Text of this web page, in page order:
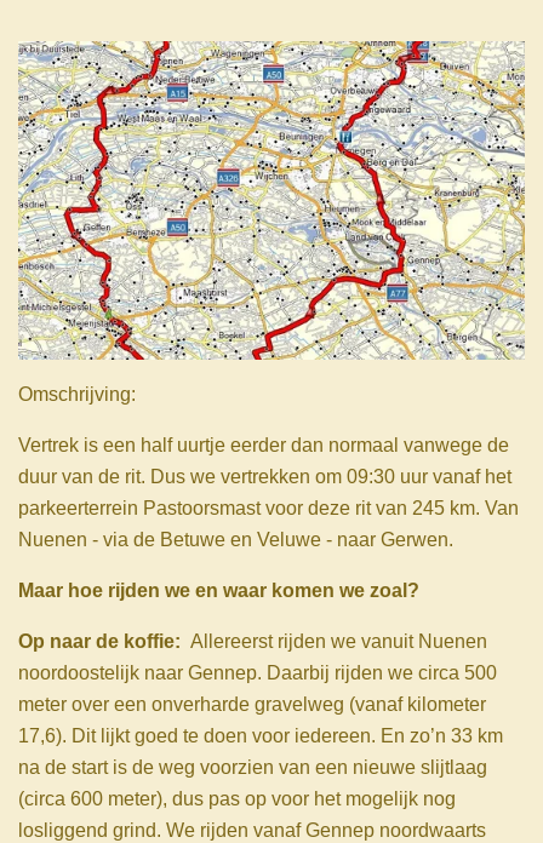
Omschrijving:
Vertrek is een half uurtje eerder dan normaal vanwege de
duur van de rit. Dus we vertrekken om 09:30 uur vanaf het
parkeerterrein Pastoorsmast voor deze rit van 245 km. Van
Nuenen - via de Betuwe en Veluwe - naar Gerwen.
Maar hoe rijden we en waar komen we zoal?
Op naar de koffie: Allereerst rijden we vanuit Nuenen
noordoostelijk naar Gennep. Daarbij rijden we circa 500
meter over een onverharde gravelweg (vanaf kilometer
17,6). Dit lijkt goed te doen voor iedereen. En zo’n 33 km
na de start is de weg voorzien van een nieuwe slijtlaag
(circa 600 meter), dus pas op voor het mogelijk nog
losliggend grind. We rijden vanaf Gennep noordwaarts